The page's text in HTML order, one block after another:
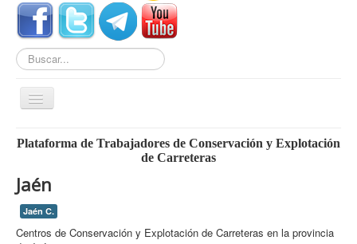
Buscar...
Cambiar
navegación
Home
Centros de Conservación
Empleo
Plataforma de Trabajadores de Conservación y Explotación
de Carreteras
Jaén
Jaén C.
Centros de Conservación y Explotación de Carreteras en la provincia